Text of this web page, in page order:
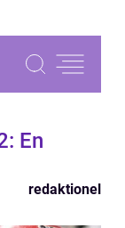
En
redaktionel